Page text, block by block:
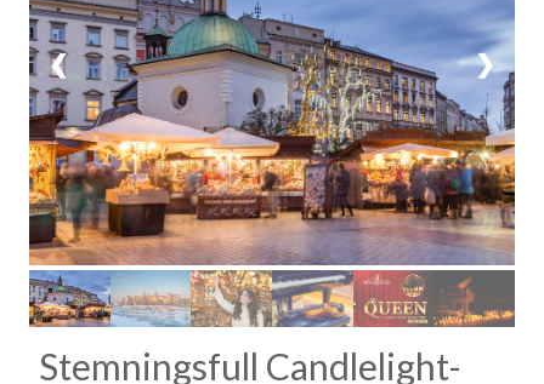
❮ ❯
Stemningsfull Candlelight-